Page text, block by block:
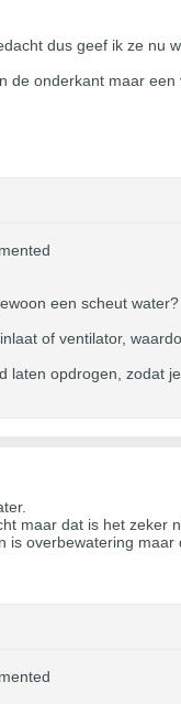
dus geef ik ze nu
de onderkant maar
een scheut water?
of ventilator,
laten opdrogen, zodat
maar dat is het zeker
is overbewatering